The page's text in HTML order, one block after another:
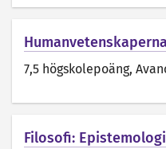
7,5 högskolepoäng,
Filosofi: